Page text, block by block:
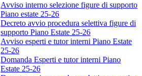
Avviso interno selezione figure di supporto
Piano estate 25-26
Decreto avvio procedura selettiva figure di
supporto Piano Estate 25-26
Avviso esperti e tutor interni Piano Estate
25-26
Domanda Esperti e tutor interni Piano
Estate 25-26